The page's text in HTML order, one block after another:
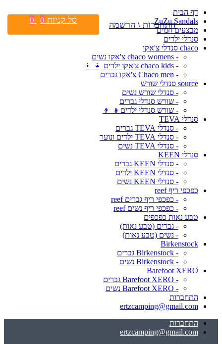
דף הבית
ZuZu Sandals
מבצעים חמים
סנדלי ילדים
chaco סנדלי צ'אקו
- chaco womens צ'אקו נשים
- chaco kids צ'אקו ילדים 👧 👦
- Chaco men צ'אקו גברים
source סנדלי שורש
- סנדלי שורש נשים
- שורש סנדלי גברים
- שורש סנדלי ילדים👧 👦
סנדלי TEVA
- סנדלי TEVA גברים
- סנדלי TEVA ילדים ונוער
- סנדלי TEVA נשים
סנדלי KEEN
- סנדלי KEEN גברים
- סנדלי KEEN ילדים
- סנדלי KEEN נשים
כפכפי ריף reef
- כפכפי ריף גברים reef
- כפכפי ריף נשים reef
טבע נאות כפכפים
- גברים (טבע נאות)
- נשים (טבע נאות)
Birkenstock
- Birkenstock גברים
- Birkenstock נשים
Barefoot XERO
- Barefoot XERO גברים
- Barefoot XERO נשים
התחברות
ertzcamping@gmail.com
התחברות
ertzcamping@gmail.com
התחברות \ הרשמה סל קניות 0
0